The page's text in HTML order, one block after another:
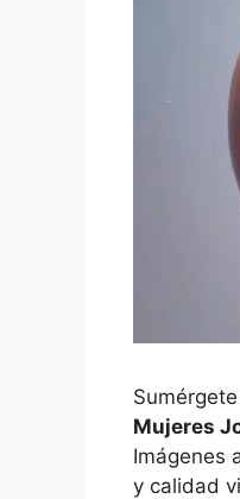
Mujeres
Imágenes
y calidad